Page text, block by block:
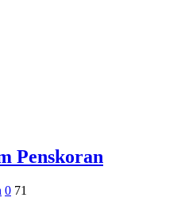
Penskoran
0 71